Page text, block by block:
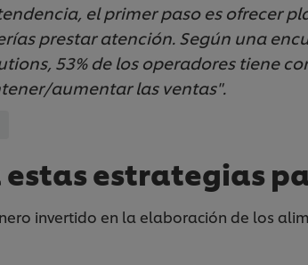
el primer paso es ofrecer
prestar atención. Según una
53% de los operadores tiene
aumentar las ventas".
estrategias
invertido en la elaboración de los